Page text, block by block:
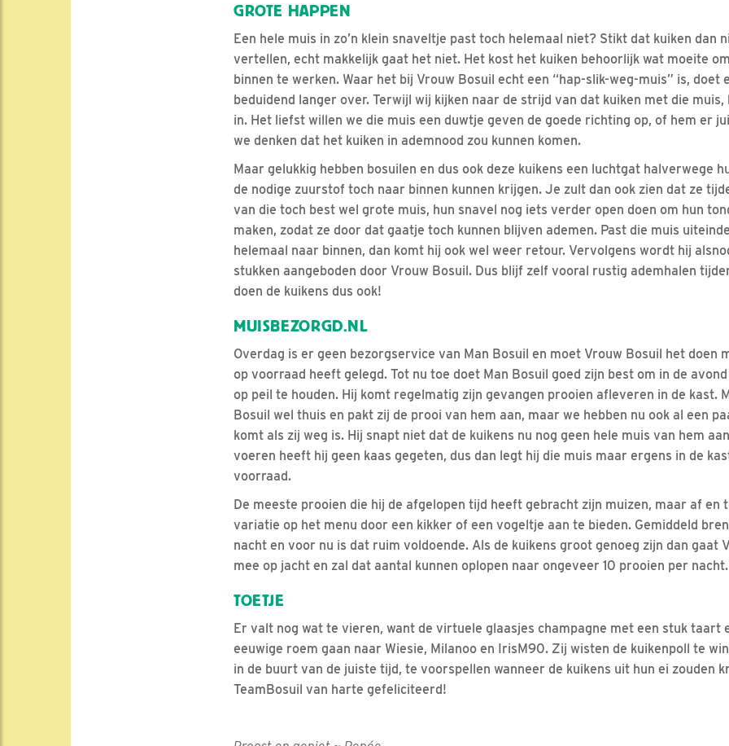
GROTE HAPPEN
Een hele muis in zo’n klein snaveltje past toch helemaal niet? Stikt dat kuiken dan
vertellen, echt makkelijk gaat het niet. Het kost het kuiken behoorlijk wat moeite
binnen te werken. Waar het bij Vrouw Bosuil echt een “hap-slik-weg-muis” is, doet
beduidend langer over. Terwijl wij kijken naar de strijd van dat kuiken met die muis,
in. Het liefst willen we die muis een duwtje geven de goede richting op, of hem er
we denken dat het kuiken in ademnood zou kunnen komen.
Maar gelukkig hebben bosuilen en dus ook deze kuikens een luchtgat halverwege
de nodige zuurstof toch naar binnen kunnen krijgen. Je zult dan ook zien dat ze
van die toch best wel grote muis, hun snavel nog iets verder open doen om hun
maken, zodat ze door dat gaatje toch kunnen blijven ademen. Past die muis
helemaal naar binnen, dan komt hij ook wel weer retour. Vervolgens wordt hij
stukken aangeboden door Vrouw Bosuil. Dus blijf zelf vooral rustig ademhalen
doen de kuikens dus ook!
MUISBEZORGD.NL
Overdag is er geen bezorgservice van Man Bosuil en moet Vrouw Bosuil het doen
op voorraad heeft gelegd. Tot nu toe doet Man Bosuil goed zijn best om in de
op peil te houden. Hij komt regelmatig zijn gevangen prooien afleveren in de kast.
Bosuil wel thuis en pakt zij de prooi van hem aan, maar we hebben nu ook al een
komt als zij weg is. Hij snapt niet dat de kuikens nu nog geen hele muis van hem
voeren heeft hij geen kaas gegeten, dus dan legt hij die muis maar ergens in de
voorraad.
De meeste prooien die hij de afgelopen tijd heeft gebracht zijn muizen, maar af en
variatie op het menu door een kikker of een vogeltje aan te bieden. Gemiddeld
nacht en voor nu is dat ruim voldoende. Als de kuikens groot genoeg zijn dan gaat
mee op jacht en zal dat aantal kunnen oplopen naar ongeveer 10 prooien per nacht.
TOETJE
Er valt nog wat te vieren, want de virtuele glaasjes champagne met een stuk taart
eeuwige roem gaan naar Wiesie, Milanoo en IrisM90. Zij wisten de kuikenpoll te
in de buurt van de juiste tijd, te voorspellen wanneer de kuikens uit hun ei zouden
TeamBosuil van harte gefeliciteerd!